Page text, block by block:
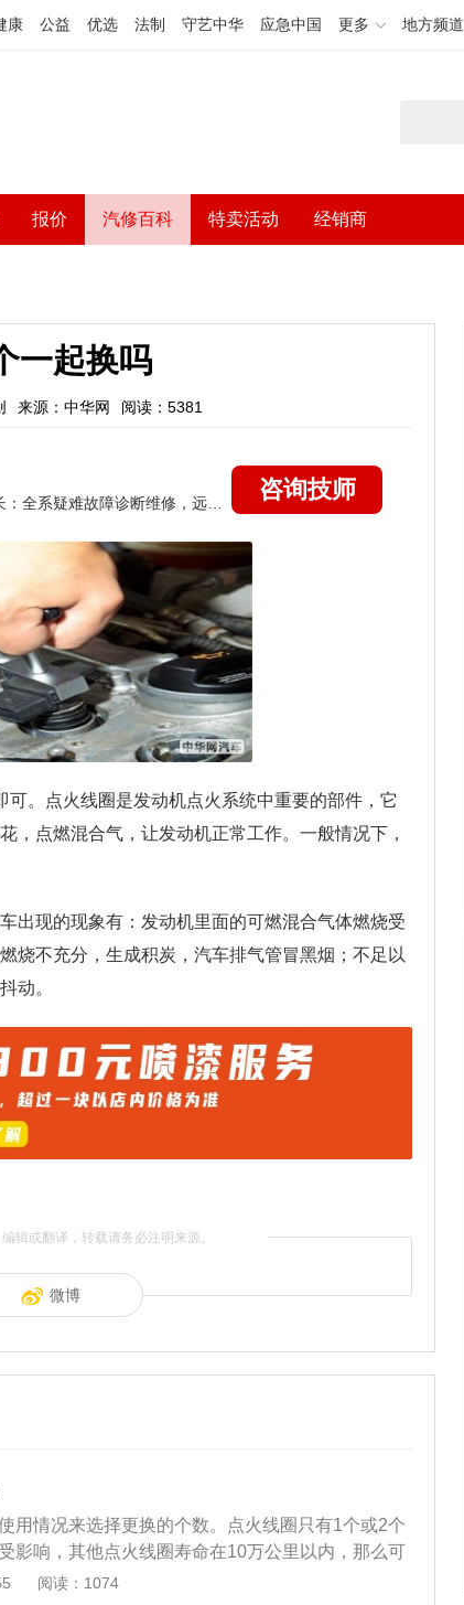
康 公益 优选 法制 守艺中华 应急中国 更多 地方频道
报价 汽修百科 特卖活动 经销商
一起换吗
来源：中华网 阅读：5381
咨询技师
。点火线圈是发动机点火系统中重要的部件，它
，点燃混合气，让发动机正常工作。一般情况下，
出现的现象有：发动机里面的可燃混合气体燃烧受
烧不充分，生成积炭，汽车排气管冒黑烟；不足以
动。
辑或翻译，转载请务必注明来源。
微博
用情况来选择更换的个数。点火线圈只有1个或2个
影响，其他点火线圈寿命在10万公里以内，那么可
不需要4个一起换。如果点火线圈已经使用有一段
阅读：1074